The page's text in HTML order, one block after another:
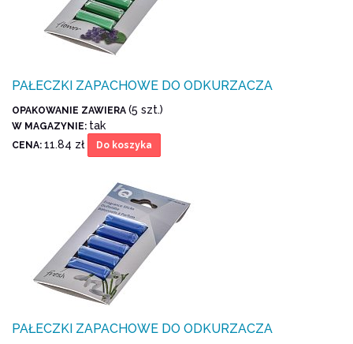
PAŁECZKI ZAPACHOWE DO ODKURZACZA
OPAKOWANIE ZAWIERA (5 szt.)
W MAGAZYNIE: tak
CENA: 11.84 zł Do koszyka
PAŁECZKI ZAPACHOWE DO ODKURZACZA